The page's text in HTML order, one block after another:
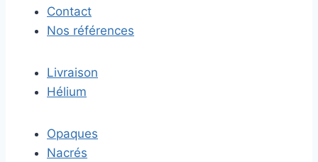
Contact
Nos références
Livraison
Hélium
Opaques
Nacrés